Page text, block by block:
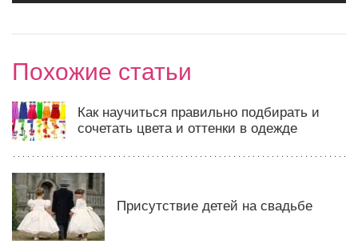
Похожие статьи
Как научиться правильно подбирать и
сочетать цвета и оттенки в одежде
Присутствие детей на свадьбе